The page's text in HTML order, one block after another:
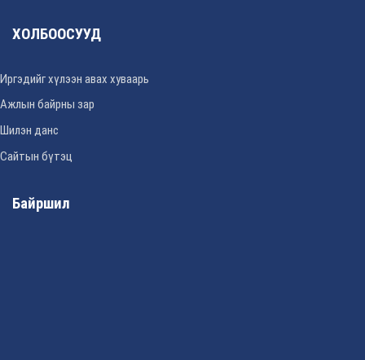
ХОЛБООСУУД
Иргэдийг хүлээн авах хуваарь
Ажлын байрны зар
Шилэн данс
Сайтын бүтэц
Байршил